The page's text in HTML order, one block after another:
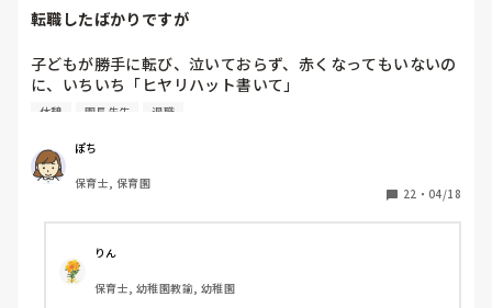
転職したばかりですが
子どもが勝手に転び、泣いておらず、赤くなってもいないの
に、いちいち「ヒヤリハット書いて」
と書かされ
（そう言う本人は書かない）
しかも、上司に↑この内容でも
ちゃんと考えて対策を練って書き込むようにと。
呼ばれて一緒に対策を考えさせられること多数
これだけで30〜40分拘束されて辛いです
休憩 園長先生 退職
ぽち
保育士, 保育園
22 ・ 04/18
りん
保育士, 幼稚園教諭, 幼稚園